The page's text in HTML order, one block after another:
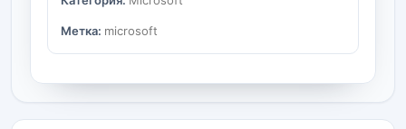
Метка: microsoft